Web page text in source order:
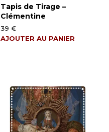
Tapis de Tirage –
Clémentine
39 €
AJOUTER AU PANIER